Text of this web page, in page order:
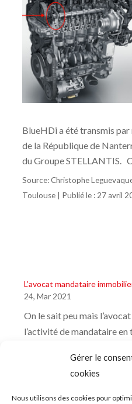
Gérer le
cookies
Nous utilisons des cookies pour
BlueHDi a été transmis
de la République de
du Groupe STELLANTIS.
Source:Christophe
Toulouse
Publié le : 27 avril
L’avocat mandataire
24, Mar 2021
On le sait peu mais
l’activité de mandataire
transactions, notamment :
recrutement, financement
types de contrats...